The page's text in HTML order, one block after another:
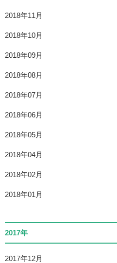
2018年11月
2018年10月
2018年09月
2018年08月
2018年07月
2018年06月
2018年05月
2018年04月
2018年02月
2018年01月
2017年
2017年12月